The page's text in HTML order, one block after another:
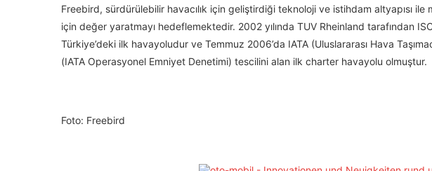
Freebird, sürdürülebilir havacılık için geliştirdiği teknoloji ve istihdam altyapısı ile
için değer yaratmayı hedeflemektedir. 2002 yılında TUV Rheinland tarafından
Türkiye’deki ilk havayoludur ve Temmuz 2006’da IATA (Uluslararası Hava
(IATA Operasyonel Emniyet Denetimi) tescilini alan ilk charter havayolu olmuştur.
Foto: Freebird